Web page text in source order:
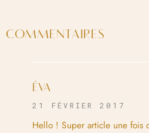
COMMENTAIRES
ÉVA
21 FÉVRIER 2017
Hello ! Super article une fois